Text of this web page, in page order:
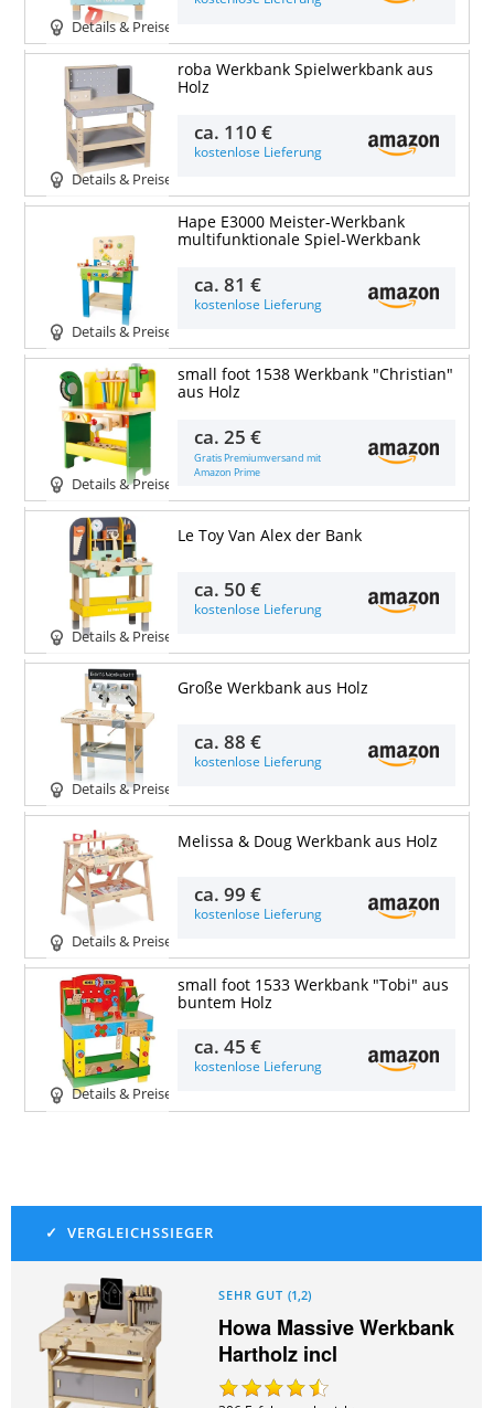
Details & Preise
Details & Preise
roba Werkbank Spielwerkbank aus
Holz
ca. 110 €
kostenlose Lieferung
Details & Preise
Hape E3000 Meister-Werkbank
multifunktionale Spiel-Werkbank
ca.81 €
kostenlose Lieferung
Details & Preise
small foot 1538 Werkbank "Christian"
aus Holz
ca.25 €
Gratis Premiumversand mit
Amazon Prime
Details & Preise
Le Toy Van Alex der Bank
ca. 50 €
kostenlose Lieferung
Details & Preise
Große Werkbank aus Holz
ca.88 €
kostenlose Lieferung
Details & Preise
Melissa & Doug Werkbank aus Holz
ca.99 €
kostenlose Lieferung
Details & Preise
small foot 1533 Werkbank "Tobi" aus
buntem Holz
ca.45 €
kostenlose Lieferung
SEHR GUT (1,2)
Howa Massive Werkbank
Hartholz incl